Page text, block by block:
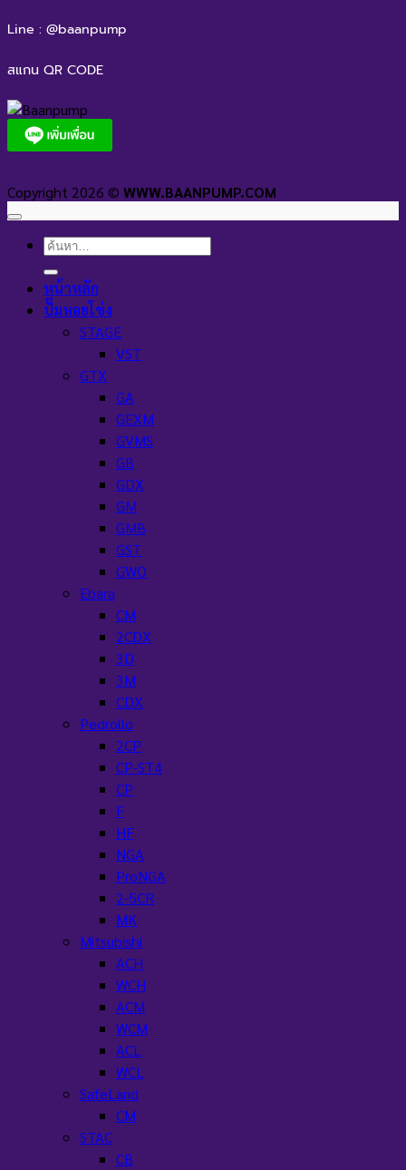
Line : @baanpump
สแกน QR CODE
Copyright 2026 © WWW.BAANPUMP.COM
ค้นหา:
หน้าหลัก
ปั๊มหอยโข่ง
STAGE
VST
GTX
GA
GEXM
GVMS
GB
GDX
GM
GMB
GST
GWO
Ebara
CM
2CDX
3D
3M
CDX
Pedrollo
2CP
CP-ST4
CP
F
HF
NGA
ProNGA
2-5CR
MK
Mitsubishi
ACH
WCH
ACM
WCM
ACL
WCL
SafeLand
CM
STAC
CB